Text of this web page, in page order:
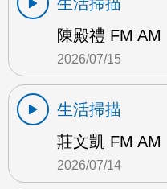
陳殿禮 FM AM
2026/07/15
生活掃描
莊文凱 FM AM
2026/07/14